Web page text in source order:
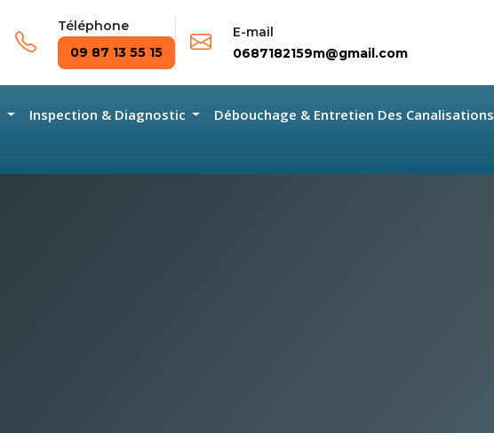
Téléphone
09 87 13 55 15
E-mail
0687182159m@gmail.com
Inspection & Diagnostic Débouchage & Entretien Des Canalisations